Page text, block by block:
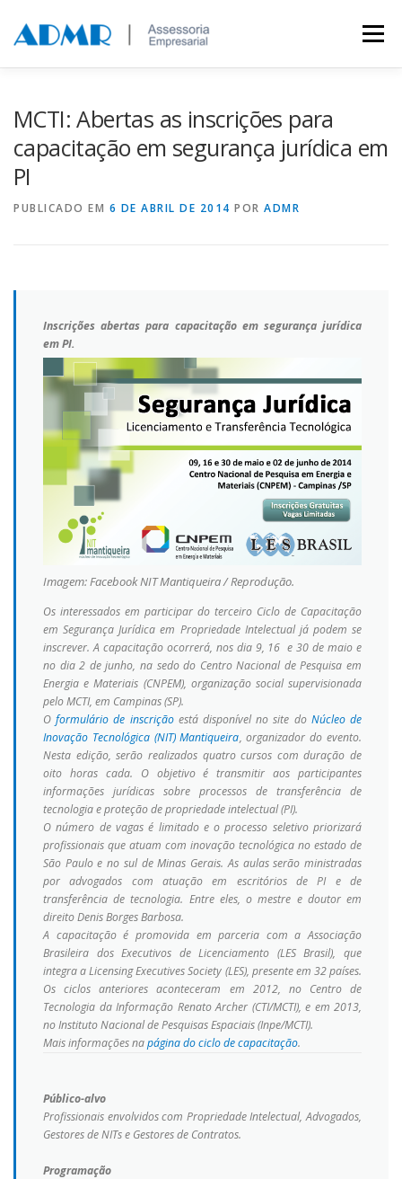
Menu
MCTI: Abertas as inscrições para
capacitação em segurança jurídica em
PI
PUBLICADO EM 6 DE ABRIL DE 2014 POR ADMR
Inscrições abertas para capacitação em segurança jurídica
em PI.
Imagem: Facebook NIT Mantiqueira / Reprodução.
Os interessados em participar do terceiro Ciclo de Capacitação
em Segurança Jurídica em Propriedade Intelectual já podem se
inscrever. A capacitação ocorrerá, nos dia 9, 16 e 30 de maio e
no dia 2 de junho, na sedo do Centro Nacional de Pesquisa em
Energia e Materiais (CNPEM), organização social supervisionada
pelo MCTI, em Campinas (SP).
Oformulário de inscriçãoestá disponível no site do Núcleo de
Inovação Tecnológica (NIT) Mantiqueira, organizador do evento.
Nesta edição, serão realizados quatro cursos com duração de
oito horas cada. O objetivo é transmitir aos participantes
informações jurídicas sobre processos de transferência de
tecnologia e proteção de propriedade intelectual (PI).
O número de vagas é limitado e o processo seletivo priorizará
profissionais que atuam com inovação tecnológica no estado de
São Paulo e no sul de Minas Gerais. As aulas serão ministradas
por advogados com atuação em escritórios de PI e de
transferência de tecnologia. Entre eles, o mestre e doutor em
direito Denis Borges Barbosa.
A capacitação é promovida em parceria com a Associação
Brasileira dos Executivos de Licenciamento (LES Brasil), que
integra a Licensing Executives Society (LES), presente em 32 países.
Os ciclos anteriores aconteceram em 2012, no Centro de
Tecnologia da Informação Renato Archer (CTI/MCTI), e em 2013,
no Instituto Nacional de Pesquisas Espaciais (Inpe/MCTI).
Mais informações napágina do ciclo de capacitação.
Público-alvo
Profissionais envolvidos com Propriedade Intelectual, Advogados,
Gestores de NITs e Gestores de Contratos.
Programação